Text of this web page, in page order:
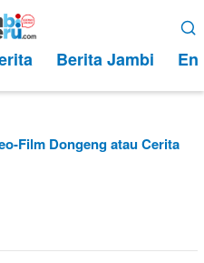
Berita Jambi
Film Dongeng atau Cerita